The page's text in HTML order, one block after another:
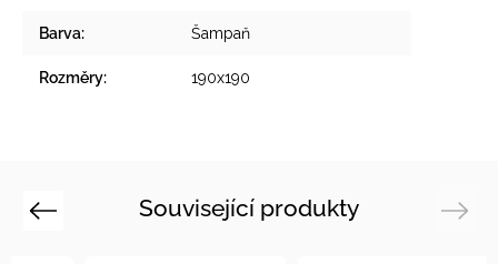
Barva: Šampaň
Rozměry: 190x190
Související produkty
Previous Next